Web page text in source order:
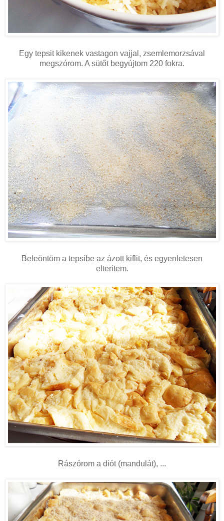
Egy tepsit kikenek vastagon vajjal, zsemlemorzsával
megszórom. A sütőt begyújtom 220 fokra.
Beleöntöm a tepsibe az ázott kiflit, és egyenletesen
elterítem.
Rászórom a diót (mandulát), ...